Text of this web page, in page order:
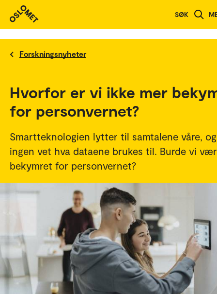
SØK
Forskningsnyheter
Hvorfor er vi ikke mer
for personvernet?
Smartteknologien lytter til samtalene våre, og
ingen vet hva dataene brukes til. Burde vi
bekymret for personvernet?